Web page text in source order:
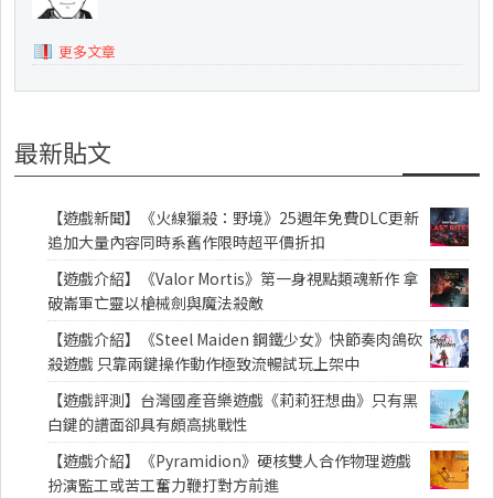
更多文章
最新貼文
【遊戲新聞】《火線獵殺：野境》25週年免費DLC更新
追加大量內容同時系舊作限時超平價折扣
【遊戲介紹】《Valor Mortis》第一身視點類魂新作 拿
破崙軍亡靈以槍械劍與魔法殺敵
【遊戲介紹】《Steel Maiden 鋼鐵少女》快節奏肉鴿砍
殺遊戲 只靠兩鍵操作動作極致流暢試玩上架中
【遊戲評測】台灣國產音樂遊戲《莉莉狂想曲》只有黑
白鍵的譜面卻具有頗高挑戰性
【遊戲介紹】《Pyramidion》硬核雙人合作物理遊戲
扮演監工或苦工奮力鞭打對方前進